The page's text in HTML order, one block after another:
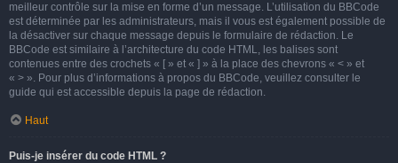
meilleur contrôle sur la mise en forme d’un message. L’utilisation du BBCode
est déterminée par les administrateurs, mais il vous est également possible de
la désactiver sur chaque message depuis le formulaire de rédaction. Le
BBCode est similaire à l’architecture du code HTML, les balises sont
contenues entre des crochets « [ » et « ] » à la place des chevrons « < » et
« > ». Pour plus d’informations à propos du BBCode, veuillez consulter le
guide qui est accessible depuis la page de rédaction.
Haut
Puis-je insérer du code HTML ?